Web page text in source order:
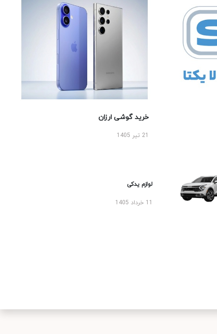
خرید گوشی ارزان
لوازم یدکی